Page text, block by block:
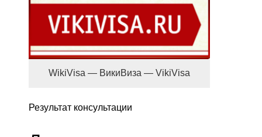
WikiVisa — ВикиВиза — VikiVisa
Результат консультации